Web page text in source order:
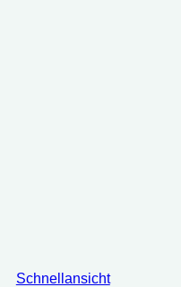
Schnellansicht